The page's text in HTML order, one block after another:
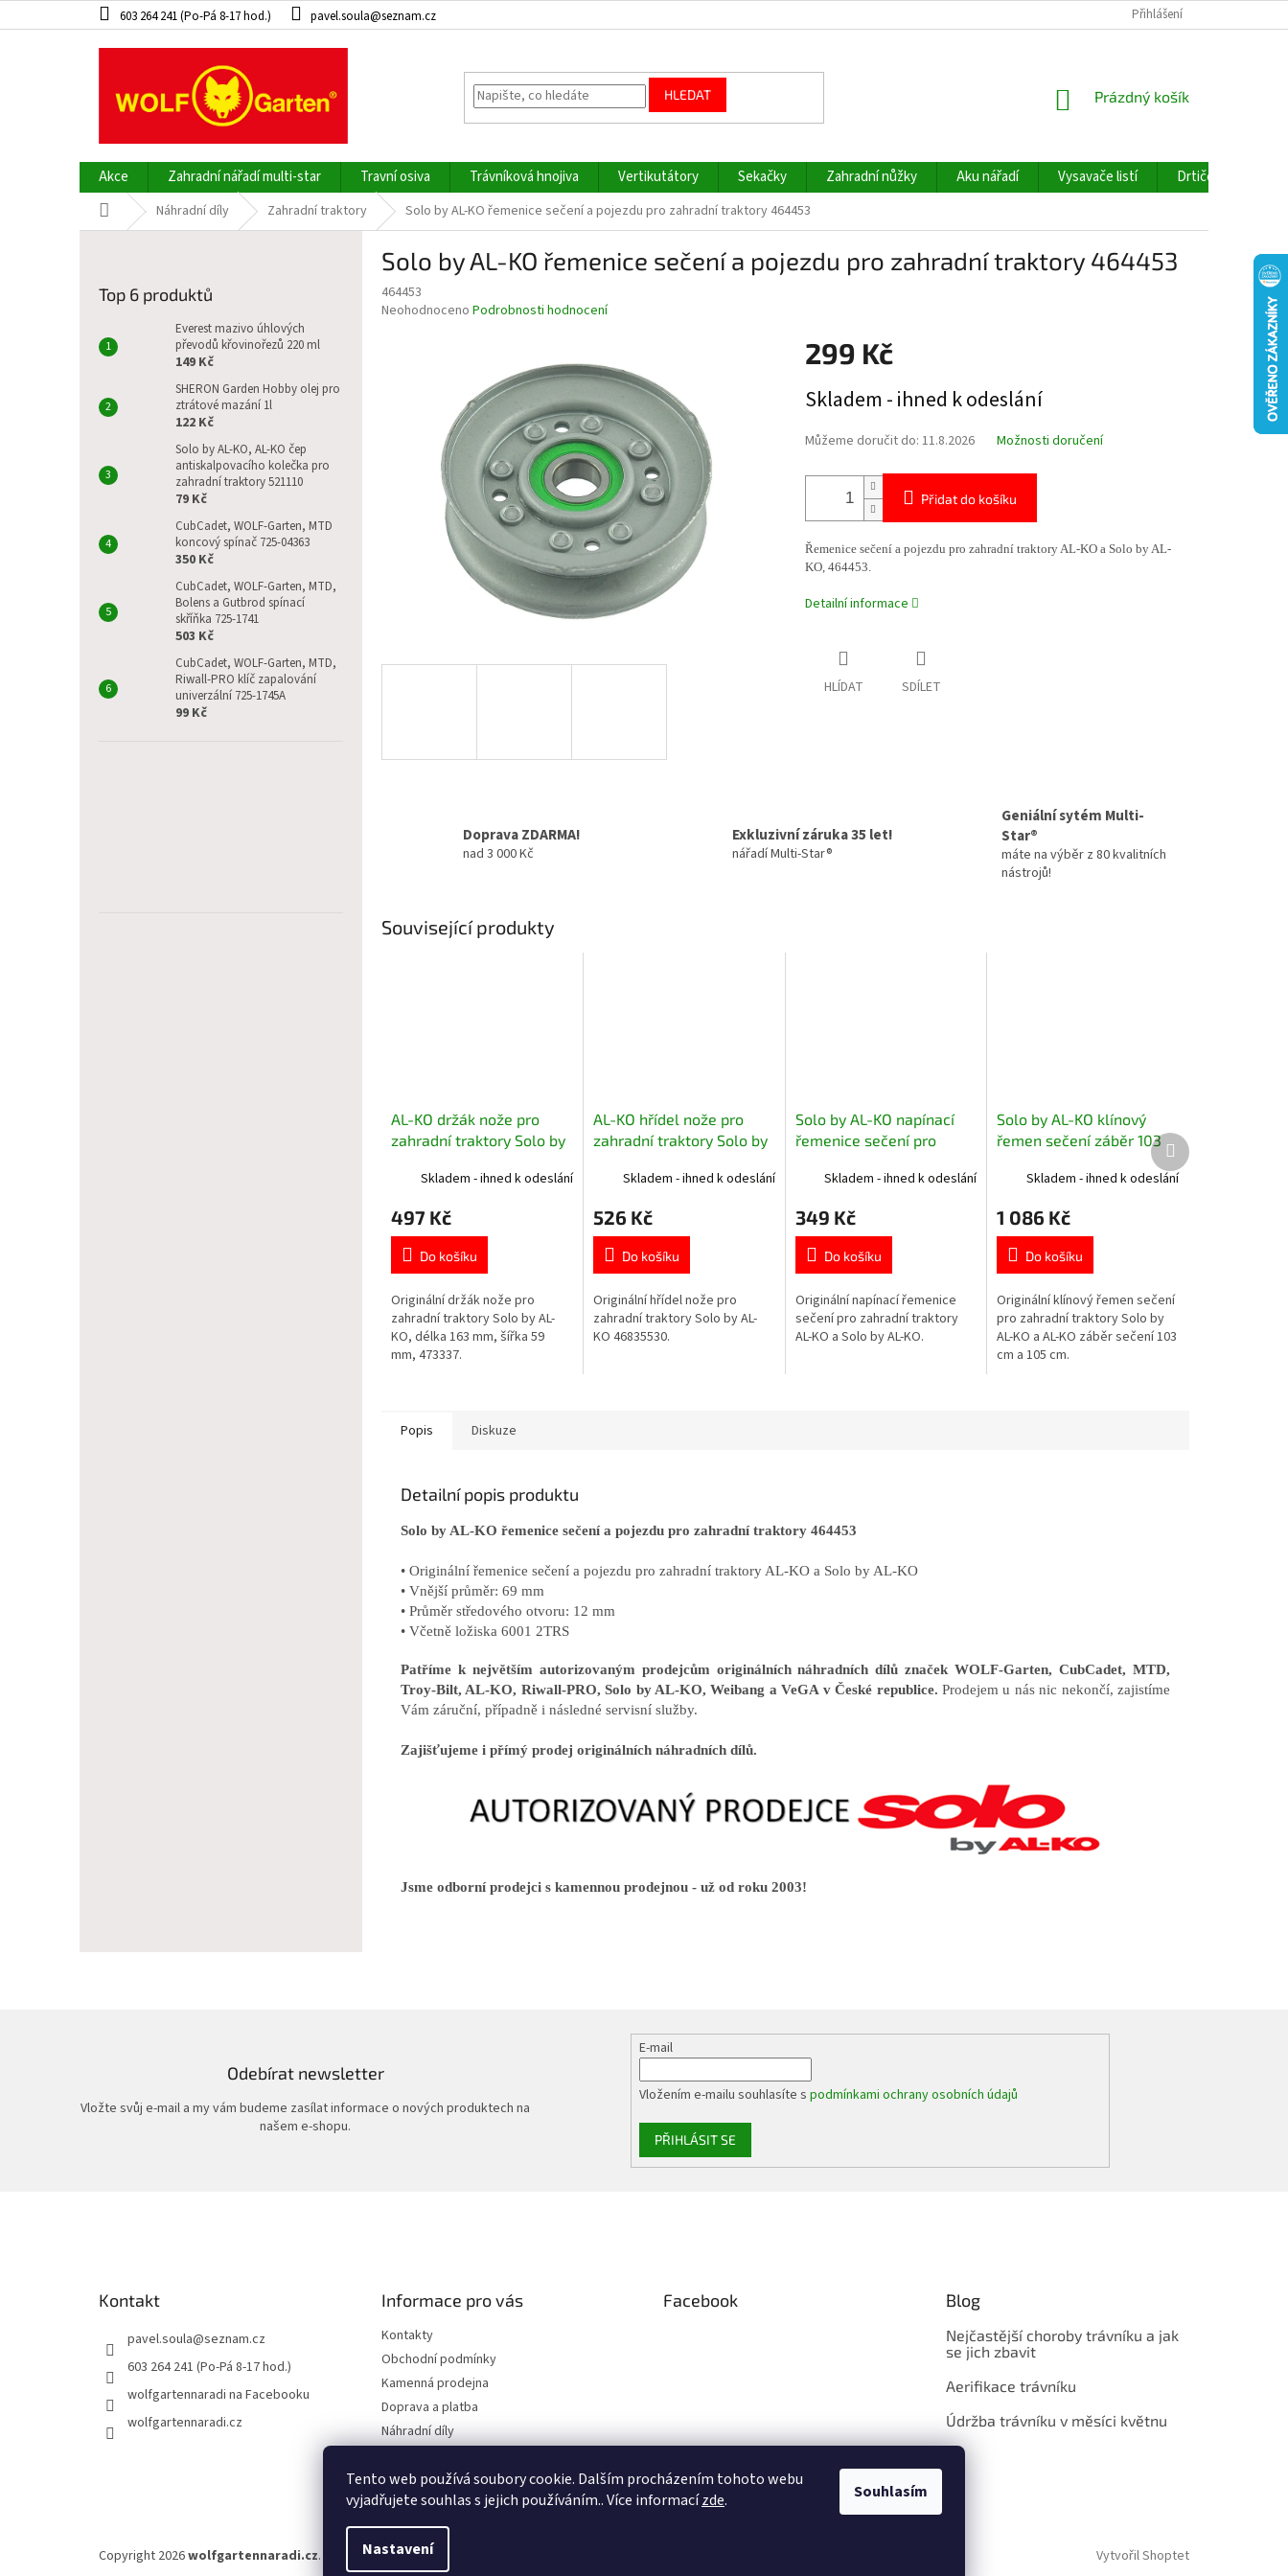
Tento web používá soubory cookie. Dalším procházením tohoto webu
vyjadřujete souhlas s jejich používáním.. Více informacízde.
Nastavení
Souhlasím
na
603 264 241 (Po-Pá 8-17 hod.) pavel.soula@seznam.cz Přihlášení
HLEDAT
NÁKUPNÍ
Prázdný košík
Akce Zahradní nářadí multi-star Travní osiva Trávníková hnojiva Vertikutátory Sekačky Zahradní nůžky Aku nářadí Vysavače listí Drtiče větví
Domů Náhradní díly Zahradní traktory Solo by AL-KO řemenice sečení a pojezdu pro zahradní traktory 464453
Top 6 produktů
Everest mazivo úhlových
převodů křovinořezů 220 ml
149 Kč
SHERON Garden Hobby olej pro
ztrátové mazání 1l
122 Kč
Solo by AL-KO, AL-KO čep
antiskalpovacího kolečka pro
zahradní traktory 521110
79 Kč
CubCadet, WOLF-Garten, MTD
koncový spínač 725-04363
350 Kč
CubCadet, WOLF-Garten, MTD,
Bolens a Gutbrod spínací
skříňka 725-1741
503 Kč
CubCadet, WOLF-Garten, MTD,
Riwall-PRO klíč zapalování
univerzální 725-1745A
99 Kč
Solo by AL-KO řemenice sečení a pojezdu pro zahradní traktory 464453
464453
Průměrné
Neohodnoceno Podrobnosti hodnocení
299 Kč
cena:
Skladem - ihned k odeslání
Můžeme doručit do: 11.8.2026 Možnosti doručení
Přidat do košíku
Řemenice sečení a pojezdu pro zahradní traktory AL-KO a Solo by AL-
KO, 464453.
Detailní informace
HLÍDAT SDÍLET
Doprava ZDARMA!
nad 3 000 Kč
Exkluzivní záruka 35 let!
nářadí Multi-Star®
Geniální sytém Multi-
Star®
máte na výběr z 80 kvalitních
nástrojů!
Související produkty
AL-KO držák nože pro
zahradní traktory Solo by
Skladem - ihned k odeslání
497 Kč
Do košíku
Originální držák nože pro
zahradní traktory Solo by AL-
KO, délka 163 mm, šířka 59
mm, 473337.
AL-KO hřídel nože pro
zahradní traktory Solo by
Skladem - ihned k odeslání
526 Kč
Do košíku
Originální hřídel nože pro
zahradní traktory Solo by AL-
KO 46835530.
Solo by AL-KO napínací
řemenice sečení pro
Skladem - ihned k odeslání
349 Kč
Do košíku
Originální napínací řemenice
sečení pro zahradní traktory
AL-KO a Solo by AL-KO.
Solo by AL-KO klínový
řemen sečení záběr 103
Skladem - ihned k odeslání
1 086 Kč
Do košíku
Originální klínový řemen sečení
pro zahradní traktory Solo by
AL-KO a AL-KO záběr sečení 103
cm a 105 cm.
Další
produkt
Popis Diskuze
Detailní popis produktu
Solo by AL-KO řemenice sečení a pojezdu pro zahradní traktory 464453
• Originální řemenice sečení a pojezdu pro zahradní traktory AL-KO a Solo by AL-KO
• Vnější průměr: 69 mm
• Průměr středového otvoru: 12 mm
• Včetně ložiska 6001 2TRS
Patříme k největším autorizovaným prodejcům originálních náhradních dílů značek WOLF-Garten, CubCadet, MTD,
Troy-Bilt, AL-KO, Riwall-PRO, Solo by AL-KO, Weibang a VeGA v České republice. Prodejem u nás nic nekončí, zajistíme
Vám záruční, případně i následné servisní služby.
Zajišťujeme i přímý prodej originálních náhradních dílů.
Jsme odborní prodejci s kamennou prodejnou - už od roku 2003!
Odebírat newsletter
Vložte svůj e-mail a my vám budeme zasílat informace o nových produktech na
našem e-shopu.
E-mail
Vložením e-mailu souhlasíte spodmínkami ochrany osobních údajů
PŘIHLÁSIT SE
Kontakt
pavel.soula@seznam.cz
603 264 241 (Po-Pá 8-17 hod.)
wolfgartennaradi na Facebooku
wolfgartennaradi.cz
Informace pro vás
Kontakty
Obchodní podmínky
Kamenná prodejna
Doprava a platba
Náhradní díly
Moje objednávka
Facebook Blog
Nejčastější choroby trávníku a jak
se jich zbavit
Aerifikace trávníku
Údržba trávníku v měsíci květnu
Vytvořil Shoptet
Copyright 2026wolfgartennaradi.cz. Všechna práva vyhrazena.